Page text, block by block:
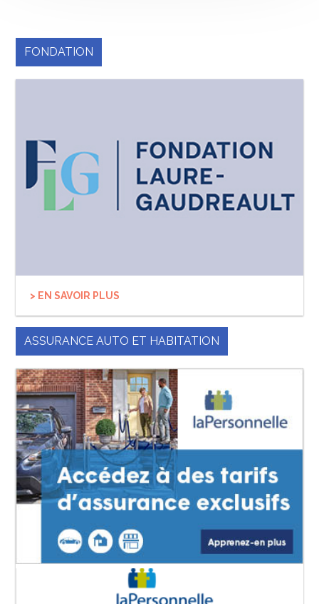
FONDATION
> EN SAVOIR PLUS
ASSURANCE AUTO ET HABITATION